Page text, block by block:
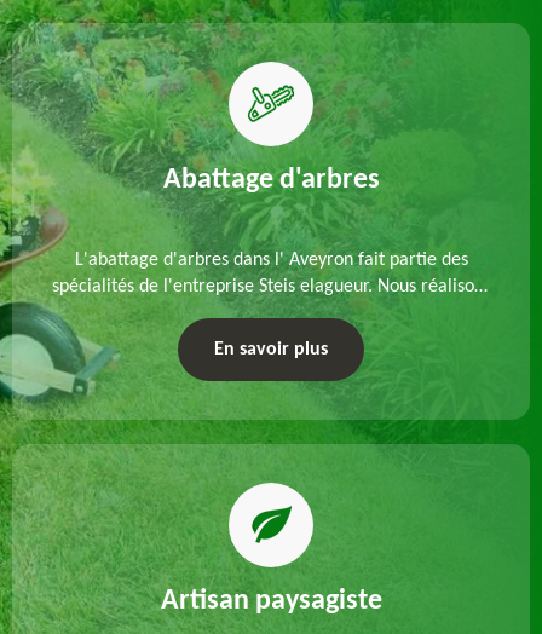
Abattage d'arbres
L'abattage d'arbres dans l' Aveyron fait partie des
spécialités de l'entreprise Steis elagueur. Nous réalisons
un abattage direct ou par démontage, tenant compte
des particularités du site et des végétaux.
En savoir plus
Artisan paysagiste